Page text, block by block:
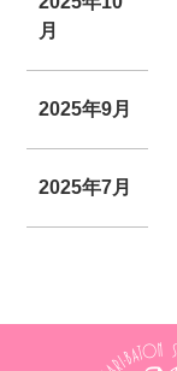
月
2025年9月
2025年7月